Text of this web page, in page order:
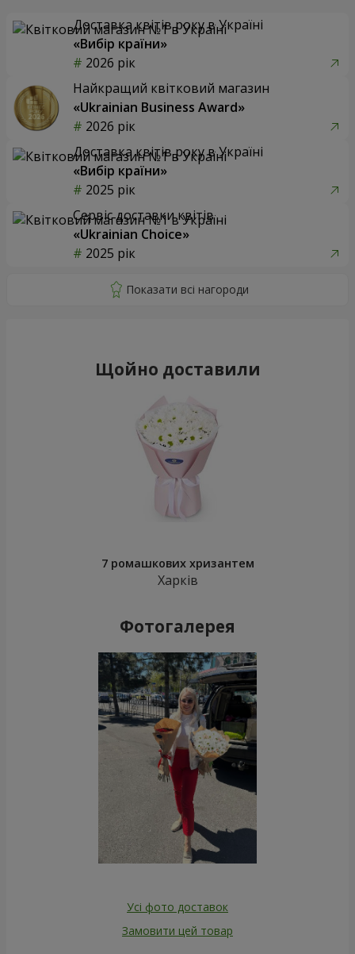
Доставка квітів року в Україні
«Вибір країни»
2026 рік
Найкращий квітковий магазин
«Ukrainian Business Award»
2026 рік
Доставка квітів року в Україні
«Вибір країни»
2025 рік
Сервіс доставки квітів
«Ukrainian Choice»
2025 рік
Щойно доставили
7 ромашкових хризантем
Харків
Фотогалерея
Усі фото доставок
Замовити цей товар